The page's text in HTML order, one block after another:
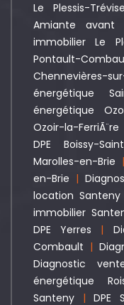
Le Plessis-Trévise
Amiante avant
immobilier Le
Pontault-
Chennevières-
énergétique
énergétique
Ozoir-la-FerriÃ¨re
DPE Boissy-
Marolles-en-Brie |
en-Brie |
location Santeny
immobilier
DPE Yerres |
Combault |
Diagnostic
énergétique
Santeny | DPE